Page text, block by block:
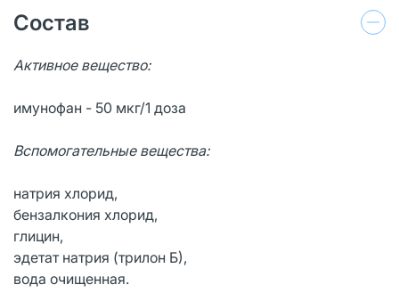
Состав
Активное вещество:
имунофан - 50 мкг/1 доза
Вспомогательные вещества:
натрия хлорид,
бензалкония хлорид,
глицин,
эдетат натрия (трилон Б),
вода очищенная.